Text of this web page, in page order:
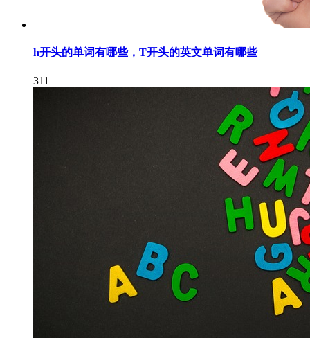
h开头的单词有哪些，T开头的英文单词有哪些
311